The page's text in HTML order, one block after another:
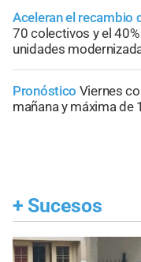
Aceleran el recambio
70 colectivos y el
unidades
Pronóstico Viernes
mañana y máxima de
+ Sucesos